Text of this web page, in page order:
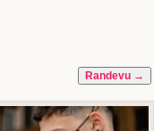
Randevu →